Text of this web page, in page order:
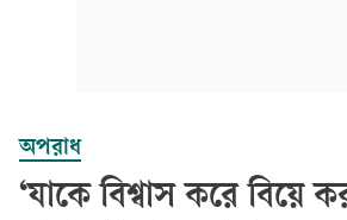
অপরাধ
‘যাকে বিশ্বাস করে বিয়ে